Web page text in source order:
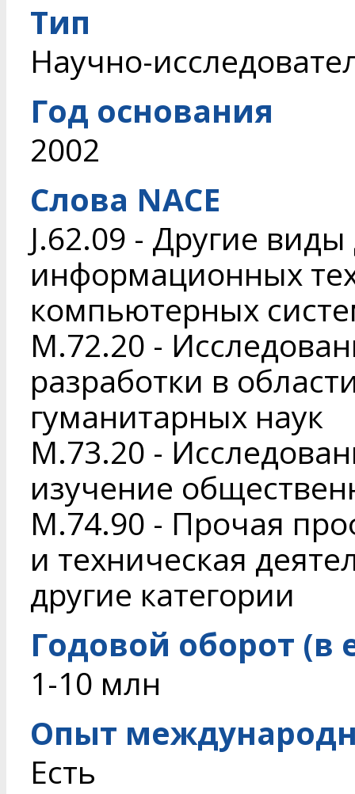
Тип
Научно-
Год основания
2002
Слова NACE
J.62.09 - Другие
информационных
компьютерных
M.72.20 -
разработки в
гуманитарных наук
M.73.20 -
изучение
M.74.90 - Прочая
и техническая
другие категории
Годовой оборот (в
1-10 млн
Опыт
Есть